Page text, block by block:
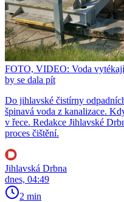
FOTO, VIDEO: Voda
by se dala pít
Do jihlavské čistírny
špinavá voda z kanalizace.
v řece. Redakce Jihlavské
proces čištění.
Jihlavská Drbna
dnes, 04:49
2 min